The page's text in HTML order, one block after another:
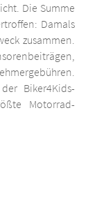
Die Summe
Damals
zusammen.
Biker4Kids-
Motorrad-